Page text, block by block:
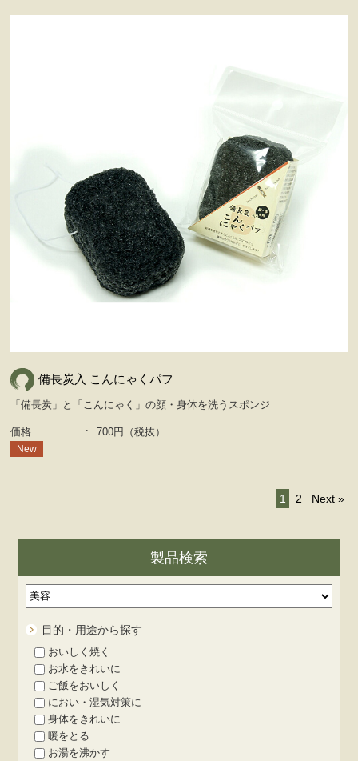
備長炭入 こんにゃくパフ
「備長炭」と「こんにゃく」の顔・身体を洗うスポンジ
価格 : 700円（税抜）
New
1 2 Next »
製品検索
目的・用途から探す
おいしく焼く
お水をきれいに
ご飯をおいしく
におい・湿気対策に
身体をきれいに
暖をとる
お湯を沸かす